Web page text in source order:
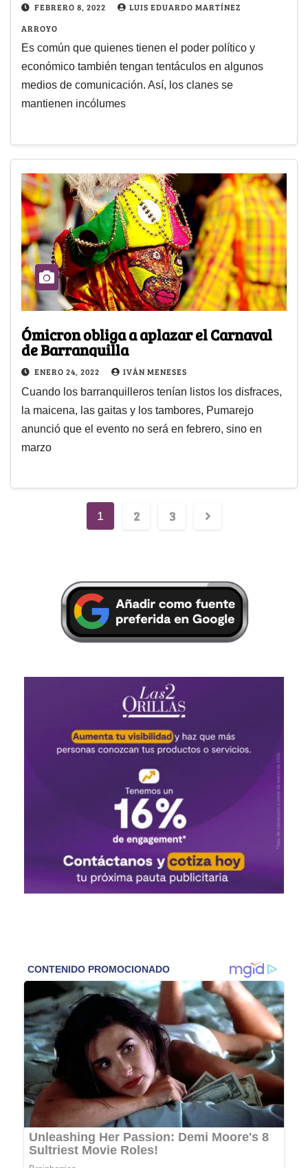
FEBRERO 8, 2022
LUIS EDUARDO MARTÍNEZ
ARROYO
Es común que quienes tienen el poder político y
económico también tengan tentáculos en algunos
medios de comunicación. Así, los clanes se
mantienen incólumes
Ómicron obliga a aplazar el Carnaval
de Barranquilla
ENERO 24, 2022 IVÁN MENESES
Cuando los barranquilleros tenían listos los disfraces,
la maicena, las gaitas y los tambores, Pumarejo
anunció que el evento no será en febrero, sino en
marzo
1 2 3